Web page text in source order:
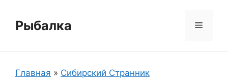
содержимому
Рыбалка Меню
Главная » Сибирский Странник